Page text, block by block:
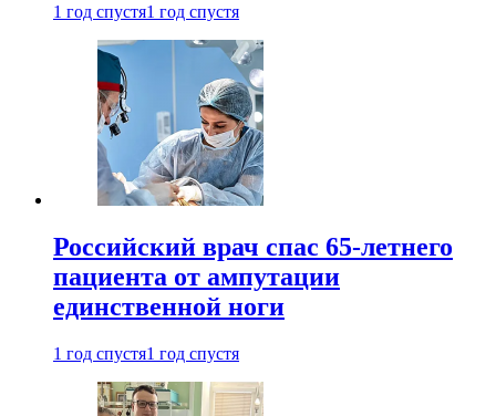
1 год спустя1 год спустя
Российский врач спас 65-летнего
пациента от ампутации
единственной ноги
1 год спустя1 год спустя